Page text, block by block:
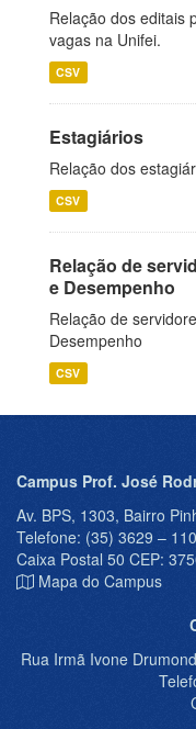
Relação dos editais
vagas na Unifei.
CSV
Estagiários
Relação dos
CSV
Relação de
e Desempenho
Relação de
Desempenho
CSV
Campus Prof. José
Av. BPS, 1303, Bairro
Telefone: (35) 3629 –
Caixa Postal 50 CEP:
Mapa do Campus
Rua Irmã Ivone